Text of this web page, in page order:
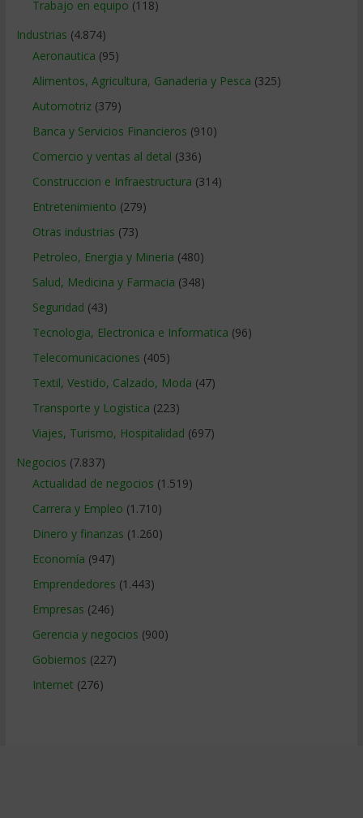
Trabajo en equipo (118)
Industrias (4.874)
Aeronautica (95)
Alimentos, Agricultura, Ganaderia y Pesca (325)
Automotriz(379)
Banca y Servicios Financieros (910)
Comercio y ventas al detal (336)
Construccion e Infraestructura (314)
Entretenimiento (279)
Otras industrias (73)
Petroleo, Energia y Mineria (480)
Salud, Medicina y Farmacia (348)
Seguridad (43)
Tecnologia, Electronica e Informatica (96)
Telecomunicaciones (405)
Textil, Vestido, Calzado, Moda (47)
Transporte y Logistica (223)
Viajes, Turismo, Hospitalidad (697)
Negocios (7.837)
Actualidad de negocios (1.519)
Carrera y Empleo (1.710)
Dinero y finanzas (1.260)
Economía (947)
Emprendedores (1.443)
Empresas (246)
Gerencia y negocios (900)
Gobiernos (227)
Internet (276)